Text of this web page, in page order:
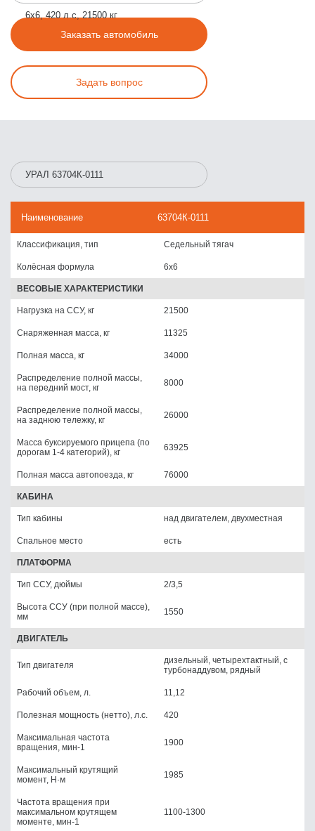
6x6, 420 л.с, 21500 кг
Заказать автомобиль
Задать вопрос
УРАЛ 63704К-0111
Наименование 63704К-0111
Классификация, тип Седельный тягач
Колёсная формула 6x6
ВЕСОВЫЕ ХАРАКТЕРИСТИКИ
Нагрузка на ССУ, кг 21500
Снаряженная масса, кг 11325
Полная масса, кг 34000
Распределение полной массы,
на передний мост, кг
8000
Распределение полной массы,
на заднюю тележку, кг
26000
Масса буксируемого прицепа (по
дорогам 1-4 категорий), кг
63925
Полная масса автопоезда, кг 76000
КАБИНА
Тип кабины над двигателем, двухместная
Спальное место есть
ПЛАТФОРМА
Тип ССУ, дюймы 2/3,5
Высота ССУ (при полной массе),
мм
1550
ДВИГАТЕЛЬ
Тип двигателя
дизельный, четырехтактный, с
турбонаддувом, рядный
Рабочий объем, л. 11,12
Полезная мощность (нетто), л.с. 420
Максимальная частота
вращения, мин-1
1900
Максимальный крутящий
момент, Н·м
1985
Частота вращения при
максимальном крутящем
моменте, мин-1
1100-1300